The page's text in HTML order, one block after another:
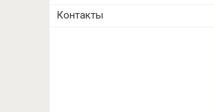
Контакты